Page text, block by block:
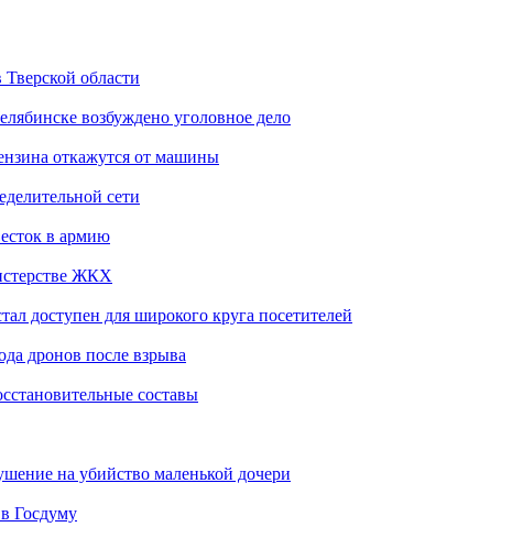
области
возбуждено уголовное дело
откажутся от машины
сети
в армию
ЖКХ
доступен для широкого круга посетителей
дронов после взрыва
составы
на убийство маленькой дочери
Госдуму